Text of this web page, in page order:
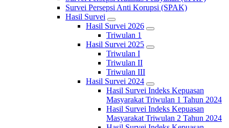
Survei Persepsi Anti Korupsi (SPAK)
Hasil Survei
Hasil Survei 2026
Triwulan 1
Hasil Survei 2025
Triwulan I
Triwulan II
Triwulan III
Hasil Survei 2024
Hasil Survei Indeks Kepuasan
Masyarakat Triwulan 1 Tahun 2024
Hasil Survei Indeks Kepuasan
Masyarakat Triwulan 2 Tahun 2024